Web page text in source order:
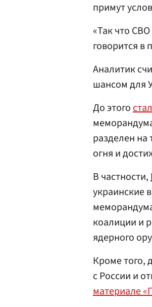
примут
«Так что
говорится в
Аналитик
шансом для
До этого
разделен на
огня и
В частности,
украинские
коалиции и
ядерного
Кроме того,
с России и
материале